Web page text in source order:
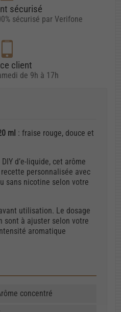
sécurisé
sécurisé par Verifone
client
de 9h à 17h
ml : fraise rouge, douce et
d’e-liquide, cet arôme
personnalisée avec
sans nicotine selon votre
utilisation. Le dosage
sont à ajuster selon votre
aromatique
concentré